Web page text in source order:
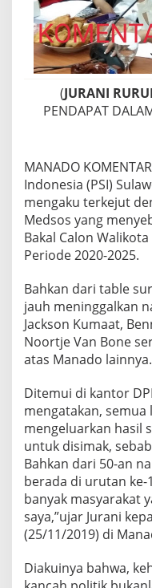
(JURANI
PENDAPAT
MANADO
Indonesia (PSI)
mengaku terkejut
Medsos yang
Bakal Calon
Periode 2020-2025.
Bahkan dari table
jauh meninggalkan
Jackson Kumaat,
Noortje Van Bone
atas Manado lainnya.
Ditemui di kantor
mengatakan,
mengeluarkan hasil
untuk disimak,
Bahkan dari 50-an
berada di urutan ke-
banyak masyarakat
saya,”ujar Jurani
(25/11/2019) di
Diakuinya bahwa,